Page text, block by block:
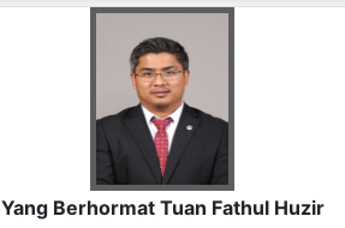
Yang Berhormat Tuan Fathul Huzir